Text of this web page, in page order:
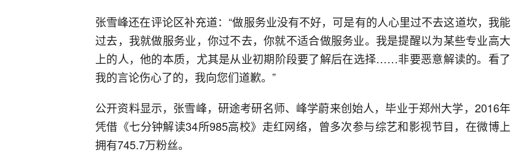
张雪峰还在评论区补充道：“做服务业没有不好，可是有的人心里过不去这道坎，我能
过去，我就做服务业，你过不去，你就不适合做服务业。我是提醒以为某些专业高大
上的人，他的本质，尤其是从业初期阶段要了解后在选择……非要恶意解读的。看了
我的言论伤心了的，我向您们道歉。”
公开资料显示，张雪峰，研途考研名师、峰学蔚来创始人，毕业于郑州大学，2016年
凭借《七分钟解读34所985高校》走红网络，曾多次参与综艺和影视节目，在微博上
拥有745.7万粉丝。